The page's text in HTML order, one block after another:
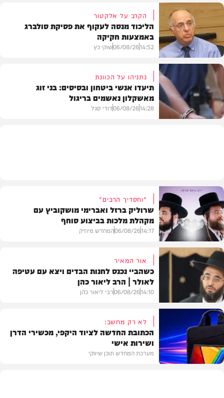
בריאות
פוליטי
הקרב על אלקטור
הליכוד מנסה לעקוף את פסיקת סולברג
באמצעות חקיקה
14:52
06/08/26שוקי כץ
נתניהו על הכוונת
תיעדו אנשי ביטחון ובסיסים: בני זוג
מאשקלון נאשמים בריגול
14:28
06/08/26דודי סגל
סינגלים
"וחסדיך הרבים"
שרוליק ברזל ואברימי מושקוביץ עם
מקהלת מלכות בביצוע סוחף
14:17
06/08/26המחדש מיוזיק
וידאו
אור המאיר
כשהביי נכנס לחנות הבדים ויצא עם עטיפה
לאולר | הרב ליאור כהן
14:10
06/08/26רבי ליאור כהן
לא רק מחשב:
הכתובת החדשה לציוד היקפי, מכשירי הדרן
ושירות אישי
מערכת המחדש תוכן שיווקי